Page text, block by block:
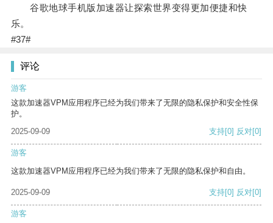
谷歌地球手机版加速器让探索世界变得更加便捷和快
乐。
#37#
评论
游客
这款加速器VPM应用程序已经为我们带来了无限的隐私保护和安全性保
护。
2025-09-09
支持[0] 反对[0]
游客
这款加速器VPM应用程序已经为我们带来了无限的隐私保护和自由。
2025-09-09 支持[0] 反对[0]
游客